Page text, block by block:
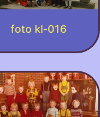
foto kl-016